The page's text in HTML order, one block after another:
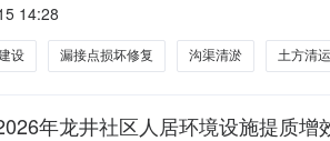
：个旧市大屯街道2026年小寨社区人居环境
14:28
设 漏接点损坏修复 沟渠清淤 土方清运
年龙井社区人居环境设施提质增